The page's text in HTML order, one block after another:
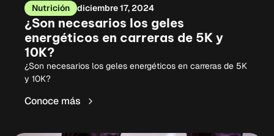
Nutrición diciembre 17, 2024
¿Son necesarios los geles
energéticos en carreras de 5K y
10K?
¿Son necesarios los geles energéticos en carreras de 5K
y 10K?
Conoce más